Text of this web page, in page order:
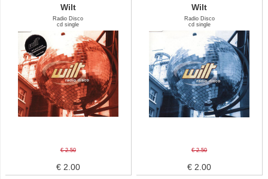
Wilt
Radio Disco
cd single
€ 2.50
€ 2.00
Wilt
Radio Disco
cd single
€ 2.50
€ 2.00